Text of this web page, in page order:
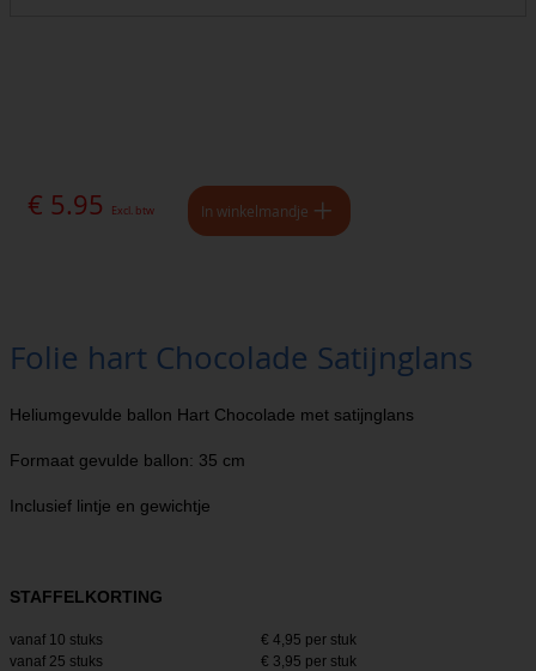
€ 5.95 Excl. btw In winkelmandje
Folie hart Chocolade Satijnglans
Heliumgevulde ballon Hart Chocolade met satijnglans
Formaat gevulde ballon: 35 cm
Inclusief lintje en gewichtje
STAFFELKORTING
vanaf 10 stuks
€ 4,95 per stuk
vanaf 25 stuks
€ 3,95 per stuk